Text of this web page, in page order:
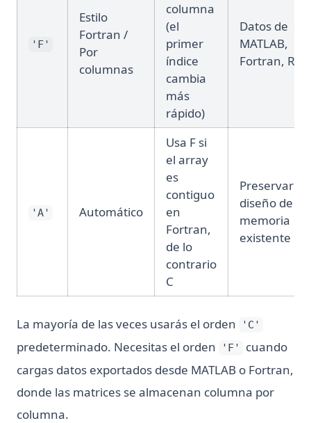
'F'
Estilo
Fortran /
Por
columnas
columna
(el
primer
índice
cambia
más
rápido)
Datos de
MATLAB,
Fortran, R
'A' Automático
Usa F si
el array
es
contiguo
en
Fortran,
de lo
contrario
C
Preservar el
diseño de
memoria
existente
La mayoría de las veces usarás el orden 'C'
predeterminado. Necesitas el orden 'F'
cuando
cargas datos exportados desde MATLAB o Fortran,
donde las matrices se almacenan columna por
columna.